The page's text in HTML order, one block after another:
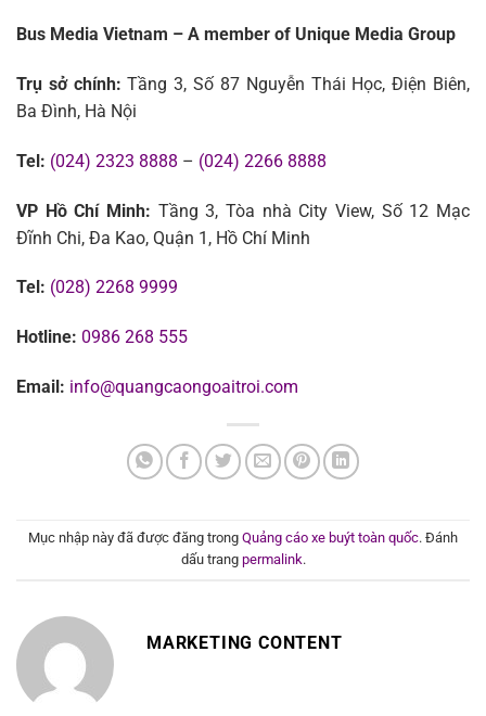
Bus Media Vietnam – A member of Unique Media Group
Trụ sở chính:Tầng 3, Số 87 Nguyễn Thái Học, Điện Biên,
Ba Đình, Hà Nội
Tel: (024) 2323 8888 – (024) 2266 8888
VP Hồ Chí Minh: Tầng 3, Tòa nhà City View, Số 12 Mạc
Đĩnh Chi, Đa Kao, Quận 1, Hồ Chí Minh
Tel: (028) 2268 9999
Hotline: 0986 268 555
Email: info@quangcaongoaitroi.com
Mục nhập này đã được đăng trong Quảng cáo xe buýt toàn quốc. Đánh
dấu trang permalink.
MARKETING CONTENT